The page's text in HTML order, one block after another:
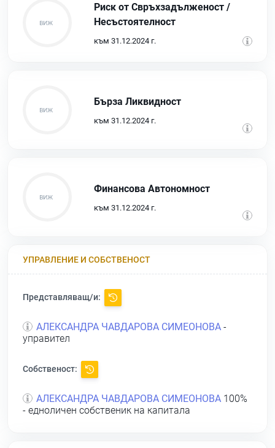
Риск от Свръхзадълженост /
Несъстоятелност
към 31.12.2024 г.
Бърза Ликвидност
към 31.12.2024 г.
Финансова Автономност
към 31.12.2024 г.
УПРАВЛЕНИЕ И СОБСТВЕНОСТ
Представляващ/и:
АЛЕКСАНДРА ЧАВДАРОВА СИМЕОНОВА -
управител
Собственост:
АЛЕКСАНДРА ЧАВДАРОВА СИМЕОНОВА 100%
- едноличен собственик на капитала